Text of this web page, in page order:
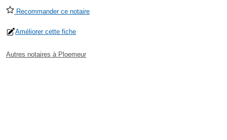
Recommander ce notaire
Améliorer cette fiche
Autres notaires à Ploemeur